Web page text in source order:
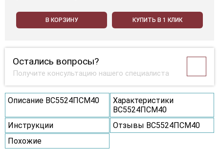
В КОРЗИНУ КУПИТЬ В 1 КЛИК
Остались вопросы?
Получите консультацию нашего специалиста
Описание ВС5524ПСМ40
Характеристики
ВС5524ПСМ40
Инструкции
Отзывы ВС5524ПСМ40
Похожие